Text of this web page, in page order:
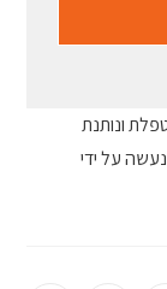
ונותנת
על ידי